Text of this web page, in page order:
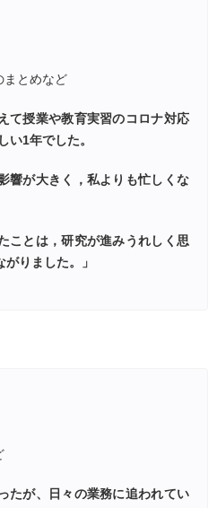
まとめなど
て授業や教育実習のコロナ対応
い1年でした。
響が大きく，私よりも忙しくな
ことは，研究が進みうれしく思
りました。」
たが、日々の業務に追われてい